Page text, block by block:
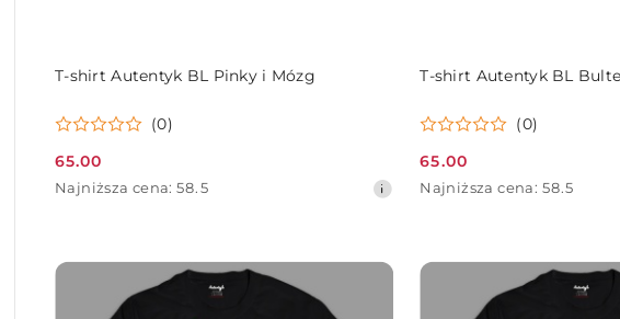
T-shirt Autentyk BL Pinky i Mózg
(0)
Cena
promocyjna:
65.00
Najniższa
dni
Najniższa cena: 58.5
DO KOSZYKA T-shirt Autentyk BL
(0)
Cena
promocyjna:
65.00
Najniższa
dni
Najniższa cena: 58.5
DO